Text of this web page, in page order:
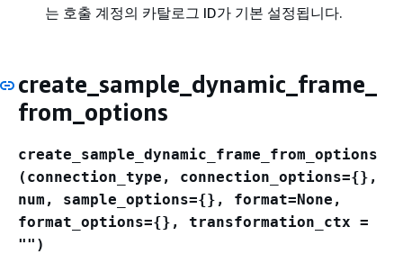
는 호출 계정의 카탈로그 ID가 기본 설정됩니다.
create_sample_dynamic_frame_
from_options
create_sample_dynamic_frame_from_options
(connection_type, connection_options={},
num, sample_options={}, format=None,
format_options={}, transformation_ctx =
"")